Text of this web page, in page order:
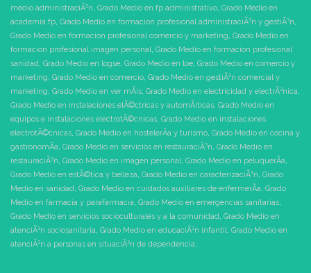
medio administraciÃ³n, Grado Medio en fp administrativo, Grado Medio en
academia fp, Grado Medio en formacion profesional administraciÃ³n y gestiÃ³n,
Grado Medio en formacion profesional comercio y marketing, Grado Medio en
formacion profesional imagen personal, Grado Medio en formacion profesional
sanidad, Grado Medio en logse, Grado Medio en loe, Grado Medio en comercio y
marketing, Grado Medio en comercio, Grado Medio en gestiÃ³n comercial y
marketing, Grado Medio en ver mÃ¡s, Grado Medio en electricidad y electrÃ³nica,
Grado Medio en instalaciones elÃ©ctricas y automÃ¡ticas, Grado Medio en
equipos e instalaciones electrotÃ©cnicas, Grado Medio en instalaciones
electrotÃ©cnicas, Grado Medio en hostelerÃ­a y turismo, Grado Medio en cocina y
gastronomÃ­a, Grado Medio en servicios en restauraciÃ³n, Grado Medio en
restauraciÃ³n, Grado Medio en imagen personal, Grado Medio en peluquerÃ­a,
Grado Medio en estÃ©tica y belleza, Grado Medio en caracterizaciÃ³n, Grado
Medio en sanidad, Grado Medio en cuidados auxiliares de enfermerÃ­a, Grado
Medio en farmacia y parafarmacia, Grado Medio en emergencias sanitarias,
Grado Medio en servicios socioculturales y a la comunidad, Grado Medio en
atenciÃ³n sociosanitaria, Grado Medio en educaciÃ³n infantil, Grado Medio en
atenciÃ³n a personas en situaciÃ³n de dependencia,